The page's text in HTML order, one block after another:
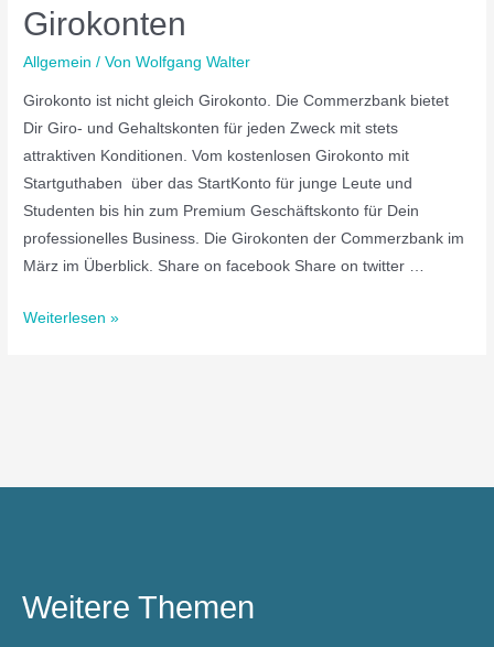
Girokonten
Allgemein / VonWolfgang Walter
Girokonto ist nicht gleich Girokonto. Die Commerzbank bietet
Dir Giro- und Gehaltskonten für jeden Zweck mit stets
attraktiven Konditionen. Vom kostenlosen Girokonto mit
Startguthaben über das StartKonto für junge Leute und
Studenten bis hin zum Premium Geschäftskonto für Dein
professionelles Business. Die Girokonten der Commerzbank im
März im Überblick. Share on facebook Share on twitter …
Weiterlesen »
Weitere Themen